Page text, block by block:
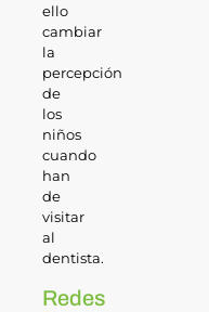
ello
cambiar
la
percepción
de
los
niños
cuando
han
de
visitar
al
dentista.
Redes